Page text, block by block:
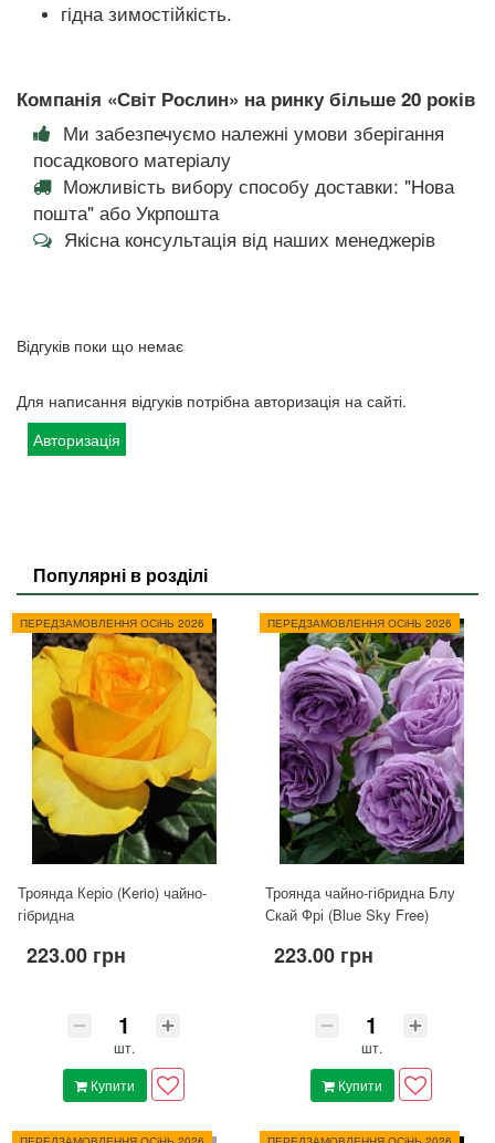
гідна зимостійкість.
Компанія «Світ Рослин» на ринку більше 20 років
Ми забезпечуємо належні умови зберігання
посадкового матеріалу
Можливість вибору способу доставки: "Нова
пошта" або Укрпошта
Якісна консультація від наших менеджерів
Відгуків поки що немає
Для написання відгуків потрібна авторизація на сайті.
Авторизація
Популярні в розділі
ПЕРЕДЗАМОВЛЕННЯ ОСіНЬ 2026
Троянда Керіо (Kerio) чайно-
гібридна
223.00 грн
шт.
Купити
ПЕРЕДЗАМОВЛЕННЯ ОСіНЬ 2026
Троянда чайно-гібридна Блу
Скай Фрі (Blue Sky Free)
223.00 грн
шт.
Купити